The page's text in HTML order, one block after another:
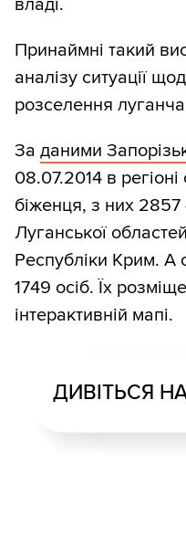
владі.
Принаймні такий
аналізу ситуації
розселення
За даними
08.07.2014 в
біженця, з них 2857
Луганської
Республіки Крим. А
1749 осіб. Їх
інтерактивній мапі.
ДИВІТЬСЯ